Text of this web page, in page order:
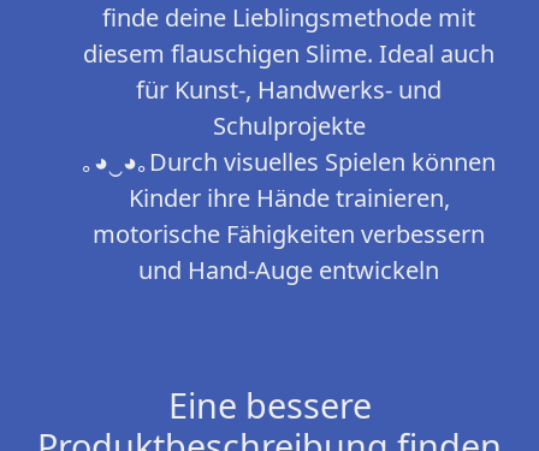
finde deine Lieblingsmethode mit
diesem flauschigen Slime. Ideal auch
für Kunst-, Handwerks- und
Schulprojekte
｡◕‿◕｡Durch visuelles Spielen können
Kinder ihre Hände trainieren,
motorische Fähigkeiten verbessern
und Hand-Auge entwickeln
Eine bessere